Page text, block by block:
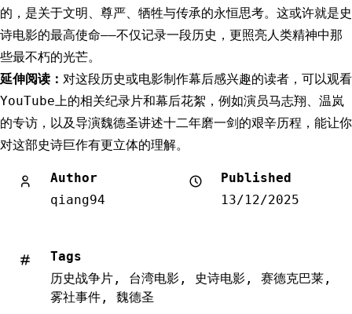
的，是关于文明、尊严、牺牲与传承的永恒思考。这或许就是史
诗电影的最高使命——不仅记录一段历史，更照亮人类精神中那
些最不朽的光芒。
延伸阅读： 对这段历史或电影制作幕后感兴趣的读者，可以观看
YouTube上的相关纪录片和幕后花絮，例如演员马志翔、温岚
的专访，以及导演魏德圣讲述十二年磨一剑的艰辛历程，能让你
对这部史诗巨作有更立体的理解。
Author
qiang94
Published
13/12/2025
Tags
历史战争片 , 台湾电影 , 史诗电影 , 赛德克巴莱 ,
雾社事件 , 魏德圣